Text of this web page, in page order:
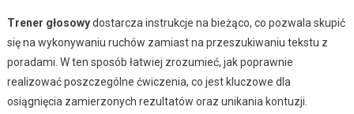
Trener głosowydostarcza instrukcje na bieżąco, co pozwala skupić
się na wykonywaniu ruchów zamiast na przeszukiwaniu tekstu z
poradami. W ten sposób łatwiej zrozumieć, jak poprawnie
realizować poszczególne ćwiczenia, co jest kluczowe dla
osiągnięcia zamierzonych rezultatów oraz unikania kontuzji.